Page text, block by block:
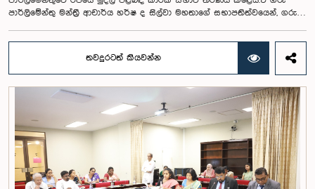
පාර්ලිමේන්තු මන්ත්‍රී ආචාර්ය හර්ෂ ද සිල්වා මහතාගේ සභාපතිත්වයෙන්, ගරු
බස්නායක, එම්.කේ.එම්. අස්ලම්, තිලිණ සමරකෝන් සහ චම්පික හෙට්ටිආරච්චි
යන මහත්ම මහත්මීන්ගේ සහභාගීත්වයෙන් මෙම කාරක සභාව
පාර්ලිමේන්තුවේදී පසුගියදා (04) රැස්වූ අවස්ථාවේදීය. ශ්‍රී ලංකා ප්‍රජාතාන්ත්‍රික
සමාජවාදී ජනරජයේ ආණ්ඩුක්‍රම ව්‍යවස්ථාවේ 153(2) ව්‍යවස්ථාව ප්‍රකාරව
විගණකාධිපති ධුරයේ වැටුප් සම්බන්ධයෙන් අදාළ යෝජනාව කාරක සභාවේ
අවධානයට යොමු කර තිබිණි.එහිදී විගණකාධිපතිවරියගේ වගකීම්, රාජ්‍ය මූල්‍ය
අධීක්ෂණය හා විගණන ක්ෂේත්‍රයේ ස්වාධීනත්වය ඇතුළු කරුණු සැලකිල්ලට
ගනිමින් වැටුප් මට්ටම පිළිබඳව කාරක සභා සභාපතිවරයා ඇතුළු මන්ත්‍රීවරුන්
විසින් අදහස් හා යෝජනා ඉදිරිපත් කරන ලදී. ආණ්ඩුක්‍රම ව්‍යස්ථාවේ 170 වෙනි
ව්‍යවස්ථාව ප්‍රකාරව විගණකාධිපති රාජ්‍ය සේවකයකු නොවන බවත් පවත්නා
රාජ්‍ය වැටුප් පරිමාණයෙන් බැහැරව විගණකාධිපතිවරයාගේ වැටුප සඳහා
තවදුරටත් කියවන්න